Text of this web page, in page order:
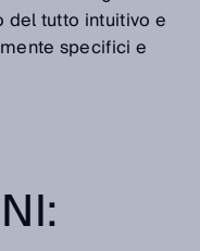
del tutto intuitivo e
specifici e